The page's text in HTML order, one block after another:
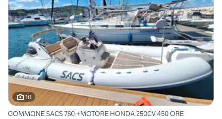
10
GOMMONE SACS 780 +MOTORE HONDA 250CV 450 ORE